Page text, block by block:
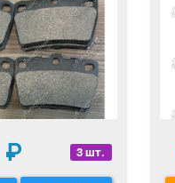
3 шт.
₽